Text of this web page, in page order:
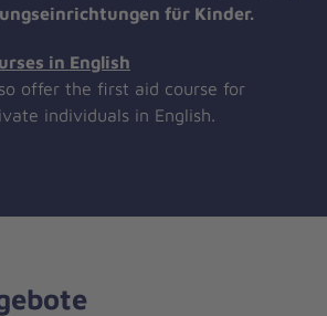
für Kinder.
in English
offer the first aid course for
individuals in English.